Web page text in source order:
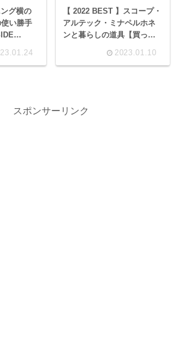
グ横の
い勝手
【 2022 BEST 】スコープ・
アルテック・ミナペルホネ
ンと暮らしの道具【買って
2023.01.10
スポンサーリンク